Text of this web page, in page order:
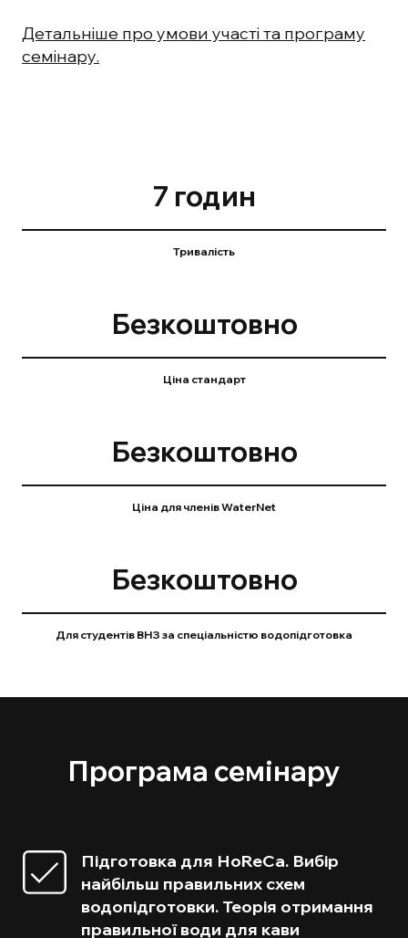
Детальніше про умови участі та програму
семінару.
7 годин
Тривалість
Безкоштовно
Ціна cтандарт
Безкоштовно
Ціна для членів WaterNet
Безкоштовно
Для студентів ВНЗ за спеціальністю водопідготовка
Програма семінару
Підготовка для НоReCa. Вибір
найбільш правильних схем
водопідготовки. Теорія отримання
правильної води для кави